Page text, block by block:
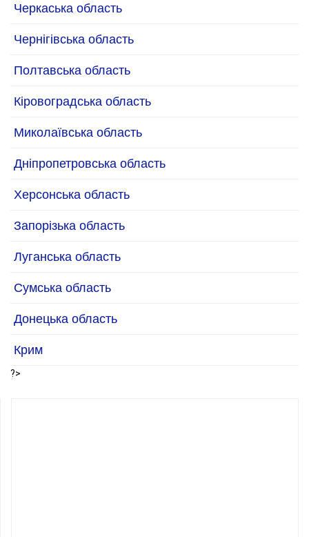
Черкаська область
Чернігівська область
Полтавська область
Кіровоградська область
Миколаївська область
Дніпропетровська область
Херсонська область
Запорізька область
Луганська область
Сумська область
Донецька область
Крим
?>